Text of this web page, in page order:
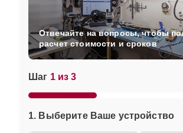
Шаг 1 из 3
1. Выберите Ваше устройство
Отвечайте на вопросы, чтобы
расчет стоимости и сроков